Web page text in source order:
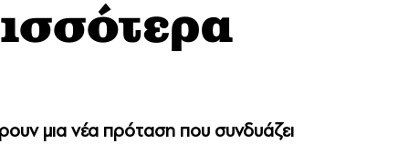
μια νέα πρόταση που συνδυάζει